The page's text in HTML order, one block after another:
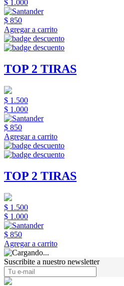
$ 1.000
$ 850
Agregar a carrito
TOP 2 TIRAS
$ 1.500
$ 1.000
$ 850
Agregar a carrito
TOP 2 TIRAS
$ 1.500
$ 1.000
$ 850
Agregar a carrito
Suscribite a nuestro newsletter